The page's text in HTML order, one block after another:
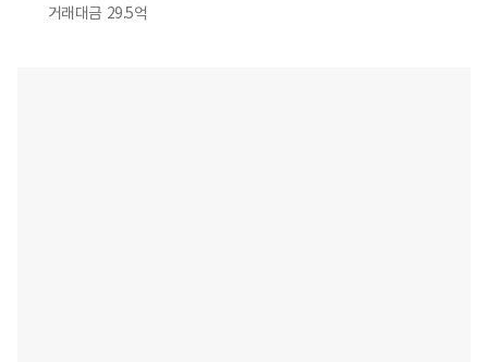
거래대금 29.5억